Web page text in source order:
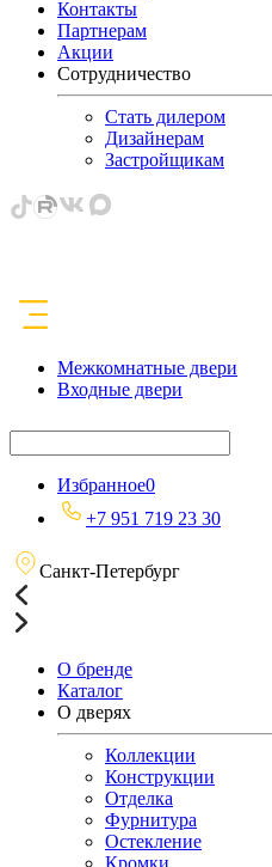
Контакты
Партнерам
Акции
Сотрудничество
Стать дилером
Дизайнерам
Застройщикам
Межкомнатные двери
Входные двери
Избранное0
+7 951 719 23 30
Санкт-Петербург
О бренде
Каталог
О дверях
Коллекции
Конструкции
Отделка
Фурнитура
Остекление
Кромки